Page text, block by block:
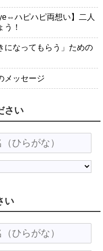
ハピハピ両想い】二人
！
になってもらう」ための
メッセージ
さい
い